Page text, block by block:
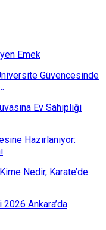
Emek
Güvencesinde
Ev Sahipliği
Hazırlanıyor:
Nedir, Karate’de
Ankara’da